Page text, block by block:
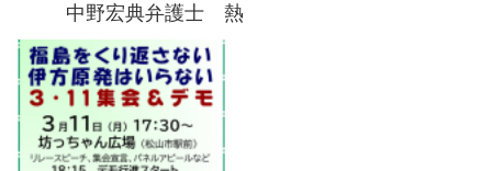
中野宏典弁護士 熱
弁をふるう